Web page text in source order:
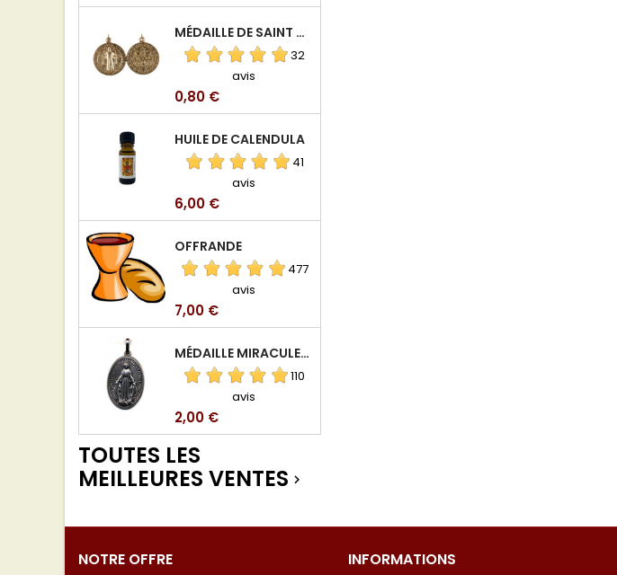
MÉDAILLE DE SAINT BENOIT EN ALUMINIUM
32
avis
Prix
0,80 €
HUILE DE CALENDULA
41
avis
Prix
6,00 €
OFFRANDE
477
avis
Prix
7,00 €
MÉDAILLE MIRACULEUSE DE VIERGE DE LA RUE DU BAC
110
avis
Prix
2,00 €
TOUTES LES
MEILLEURES VENTES 
NOTRE OFFRE INFORMATIONS